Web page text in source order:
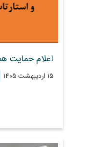
۱۵ اردیبهشت ۱۴۰۵